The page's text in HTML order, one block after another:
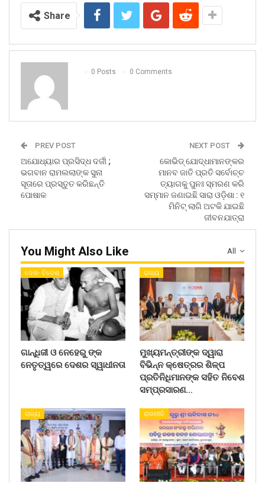
Share
0 Posts 0 Comments
PREV POST
ଅଯୋଧ୍ୟାର ପ୍ରସିଦ୍ଧ ଦର୍ଜୀ ;
ଭଗବାନ ରାମଲଲାଙ୍କ ସୁନା
ସୂତାରେ ପ୍ରସ୍ତୁତ କରିଛନ୍ତି
ପୋଷାକ
NEXT POST
କୋଭିଡ୍‌ ଯୋଦ୍ଧାମାନଙ୍କର
ମାନବ ଜାତି ପ୍ରତି ସର୍ବୋଚ୍ଚ
ତ୍ୟାଗକୁ ପୁନଃ ସ୍ମରଣ କରି
ସମ୍ମାନ ଜଣାଇଛି ସାରା ଓଡ଼ିଶା : ୧
ମିନିଟ୍ ଲାଗି ଅଟକି ଯାଇଛି
ଜୀବନଯାତ୍ରା
All
You Might Also Like
ଦେଶ- ବିଦେଶ
ଗାନ୍ଧିଜୀ ଓ ନେହେରୁ ଙ୍କ
ନେତୃତ୍ୱରେ ଦେଶର ସ୍ୱାଧୀନତା
ରାଜ୍ୟ
ମୁଖ୍ୟମନ୍ତ୍ରୀଙ୍କ ଦ୍ୱାରା
ବିଭିନ୍ନ କ୍ଷେତ୍ରର ଶିଳ୍ପ
ପ୍ରତିନିଧିମାନଙ୍କ ସହିତ ନିବେଶ
ସମ୍ପ୍ରସାରଣ…
ରାଜ୍ୟ ରାଜନୀତି